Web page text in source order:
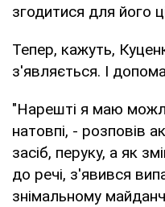
згодитися для його
Тепер, кажуть,
з'являється. І
"Нарешті я маю
натовпі, - розповів
засіб, перуку, а як
до речі, з'явився
знімальному